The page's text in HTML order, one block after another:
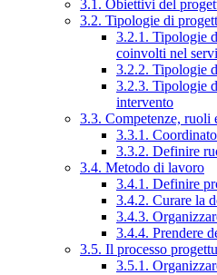
3.1. Obiettivi del
3.2. Tipologie di
3.2.1. Tipologie
coinvolti nel
3.2.2. Tipologie
3.2.3. Tipologie
intervento
3.3. Competenze, ruoli
3.3.1.
3.3.2. Definire
3.4. Metodo di lavoro
3.4.1. Definire
3.4.2. Curare la
3.4.3.
3.4.4. Prendere
3.5. Il processo
3.5.1.